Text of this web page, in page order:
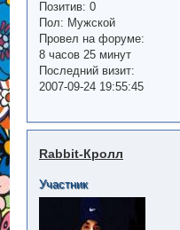
Позитив: 0
Пол: Мужской
Провел на форуме:
8 часов 25 минут
Последний визит:
2007-09-24 19:55:45
Rabbit-Кролл
Участник